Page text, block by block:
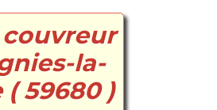
la-
59680 )